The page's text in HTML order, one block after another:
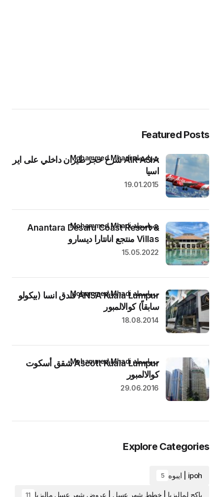
Featured Posts
AIR ASIA شرح حجز طيران داخلي على اير
اسيا
بواسطة Mohammed Mhadi
19.01.2015
Anantara Desaru Coast Resort &
Villas منتجع انانتارا ديسارو
بواسطة Mohammed Mhadi
15.05.2022
ANSA Kuala Lumpur فندق انسا (بيكولو
سابقاً) كوالالمبور
بواسطة Mohammed Mhadi
18.08.2014
Ascott Kuala Lumpur شقق أسكوت
كوالالمبور
بواسطة Mohammed Mhadi
29.06.2016
Explore Categories
ipoh | ايبوه 5
باكج لماليزيا | خطط شهر عسل | عروض شهر عسل ماليزيا 11